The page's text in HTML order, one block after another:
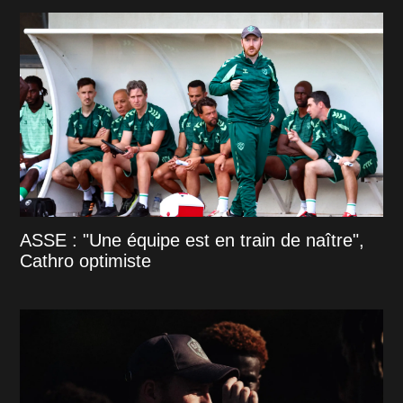
ASSE : "Une équipe est en train de naître",
Cathro optimiste